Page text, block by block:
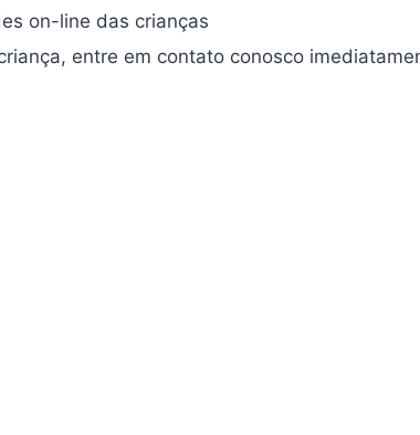
on-line das crianças
entre em contato conosco